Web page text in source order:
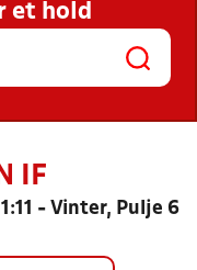
KLUBBER OG
et hold
IF
- Vinter, Pulje 6